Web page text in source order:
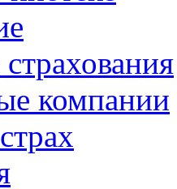
компании